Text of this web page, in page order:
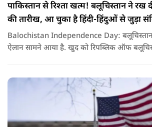
पाकिस्तान से रिश्ता खत्म! बलूचिस्तान ने रख
की तारीख, आ चुका है हिंदी-हिंदुओं से जुड़ा
Balochistan Independence Day:
ऐलान सामने आया है. खुद को रिपब्लिक ऑफ